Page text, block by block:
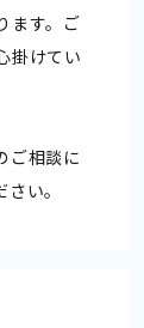
ます。ご
掛けてい
ご相談に
い。